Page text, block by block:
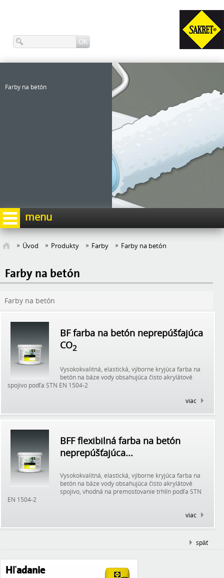
Farby na betón
menu
Úvod Produkty Farby Farby na betón
Farby na betón
Farby na betón
BF farba na betón neprepúšťajúca
CO2
Vysokokvalitná, elastická, výborne kryjúca farba na
betón na báze vody obsahujúca čisto akrylátové
spojivo podľa STN EN 1504-2
viac
BFF flexibilná farba na betón
neprepúšťajúca...
Vysokokvalitná, elastická, výborne kryjúca farba na
betón na báze vody obsahujúca čisto akrylátové
spojivo, vhodná na premosťovanie trhlín podľa STN
EN 1504-2
viac
späť
Hľadanie